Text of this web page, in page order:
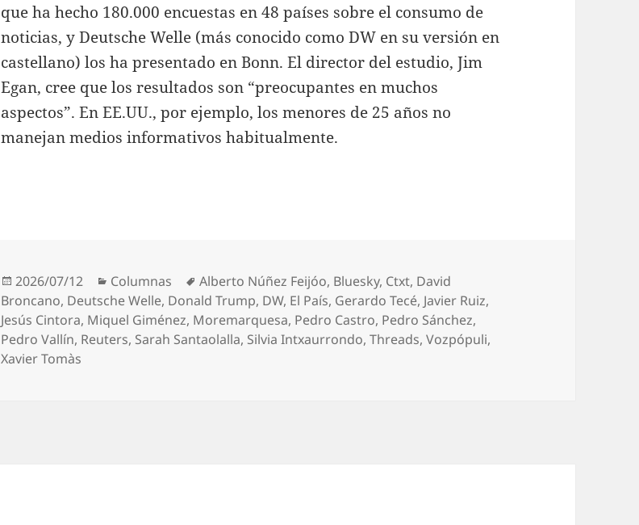
que ha hecho 180.000 encuestas en 48 países sobre el consumo de
noticias, y Deutsche Welle (más conocido como DW en su versión en
castellano) los ha presentado en Bonn. El director del estudio, Jim
Egan, cree que los resultados son “preocupantes en muchos
aspectos”. En EE.UU., por ejemplo, los menores de 25 años no
manejan medios informativos habitualmente.
Publicado
el
2026/07/12 Categorías
Columnas Etiquetas
Alberto Núñez Feijóo, Bluesky, Ctxt, David
Broncano, Deutsche Welle, Donald Trump, DW, El País, Gerardo Tecé, Javier Ruiz,
Jesús Cintora, Miquel Giménez, Moremarquesa, Pedro Castro, Pedro Sánchez,
Pedro Vallín, Reuters, Sarah Santaolalla, Silvia Intxaurrondo,Threads,Vozpópuli,
Xavier Tomàs